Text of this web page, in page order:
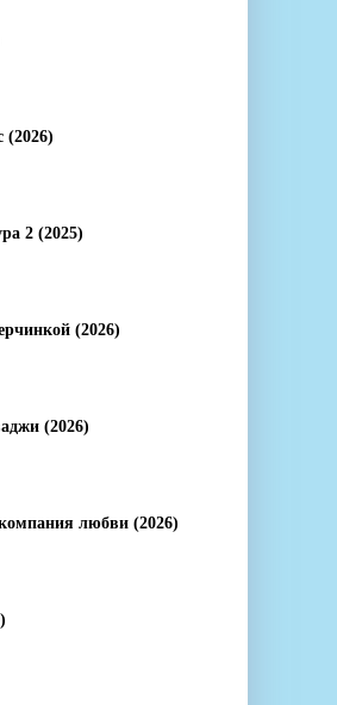
(2026)
2 (2025)
(2026)
(2026)
любви (2026)